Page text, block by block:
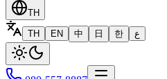
TH
TH
EN 中 日 한 ع